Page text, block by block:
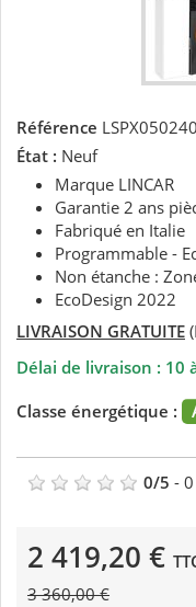
Référence
État : Neuf
Marque LINCAR
Garantie 2 ans
Fabriqué en Italie
Programmable -
Non étanche :
EcoDesign 2022
LIVRAISON GRATUITE
Délai de livraison : 10
Classe énergétique :
0/5 - 0
2 419,20 €
3 360,00 €